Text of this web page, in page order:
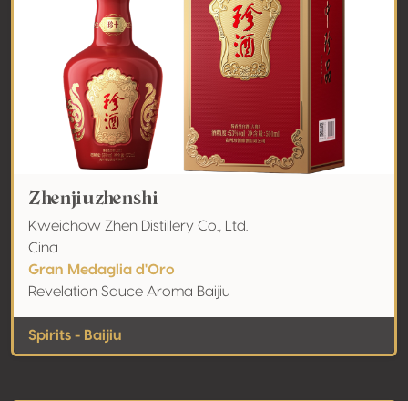
Zhenjiuzhenshi
Kweichow Zhen Distillery Co., Ltd.
Cina
Gran Medaglia d'Oro
Revelation Sauce Aroma Baijiu
Spirits - Baijiu